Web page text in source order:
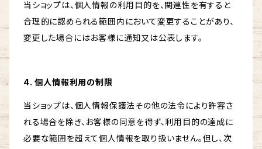
当ショップは、個人情報の利用目的を、関連性を有すると
合理的に認められる範囲内において変更することがあり、
変更した場合にはお客様に通知又は公表します。
4. 個人情報利用の制限
当ショップは、個人情報保護法その他の法令により許容さ
れる場合を除き、お客様の同意を得ず、利用目的の達成に
必要な範囲を超えて個人情報を取り扱いません。但し、次